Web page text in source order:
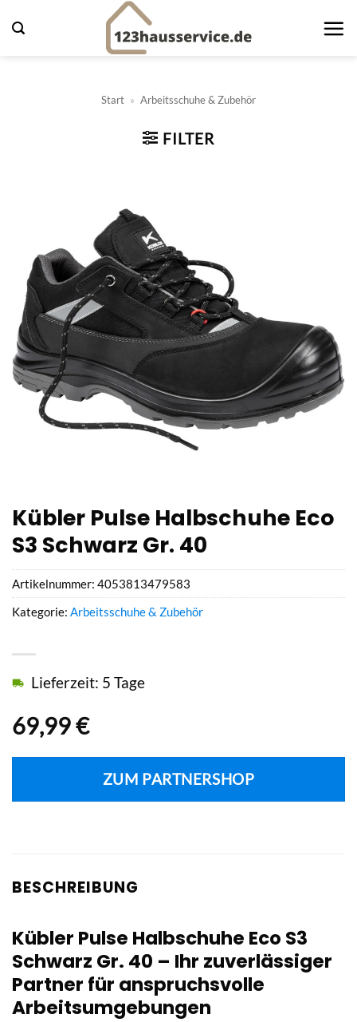
Inhalt
Start » Arbeitsschuhe & Zubehör
FILTER
Kübler Pulse Halbschuhe Eco
S3 Schwarz Gr. 40
69,99€
Lieferzeit: 5 Tage
ZUM PARTNERSHOP
Artikelnummer: 4053813479583
Kategorie: Arbeitsschuhe & Zubehör
BESCHREIBUNG
Kübler Pulse Halbschuhe Eco S3
Schwarz Gr. 40 – Ihr zuverlässiger
Partner für anspruchsvolle
Arbeitsumgebungen